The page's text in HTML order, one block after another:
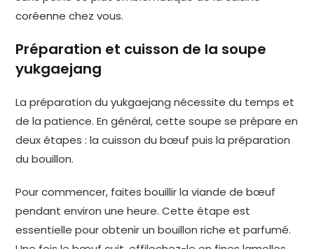
coréenne chez vous.
Préparation et cuisson de la soupe
yukgaejang
La préparation du yukgaejang nécessite du temps et
de la patience. En général, cette soupe se prépare en
deux étapes : la cuisson du bœuf puis la préparation
du bouillon.
Pour commencer, faites bouillir la viande de bœuf
pendant environ une heure. Cette étape est
essentielle pour obtenir un bouillon riche et parfumé.